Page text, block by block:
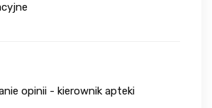
opinii - kierownik apteki